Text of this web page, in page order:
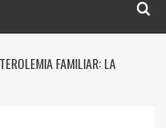
FAMILIAR: LA